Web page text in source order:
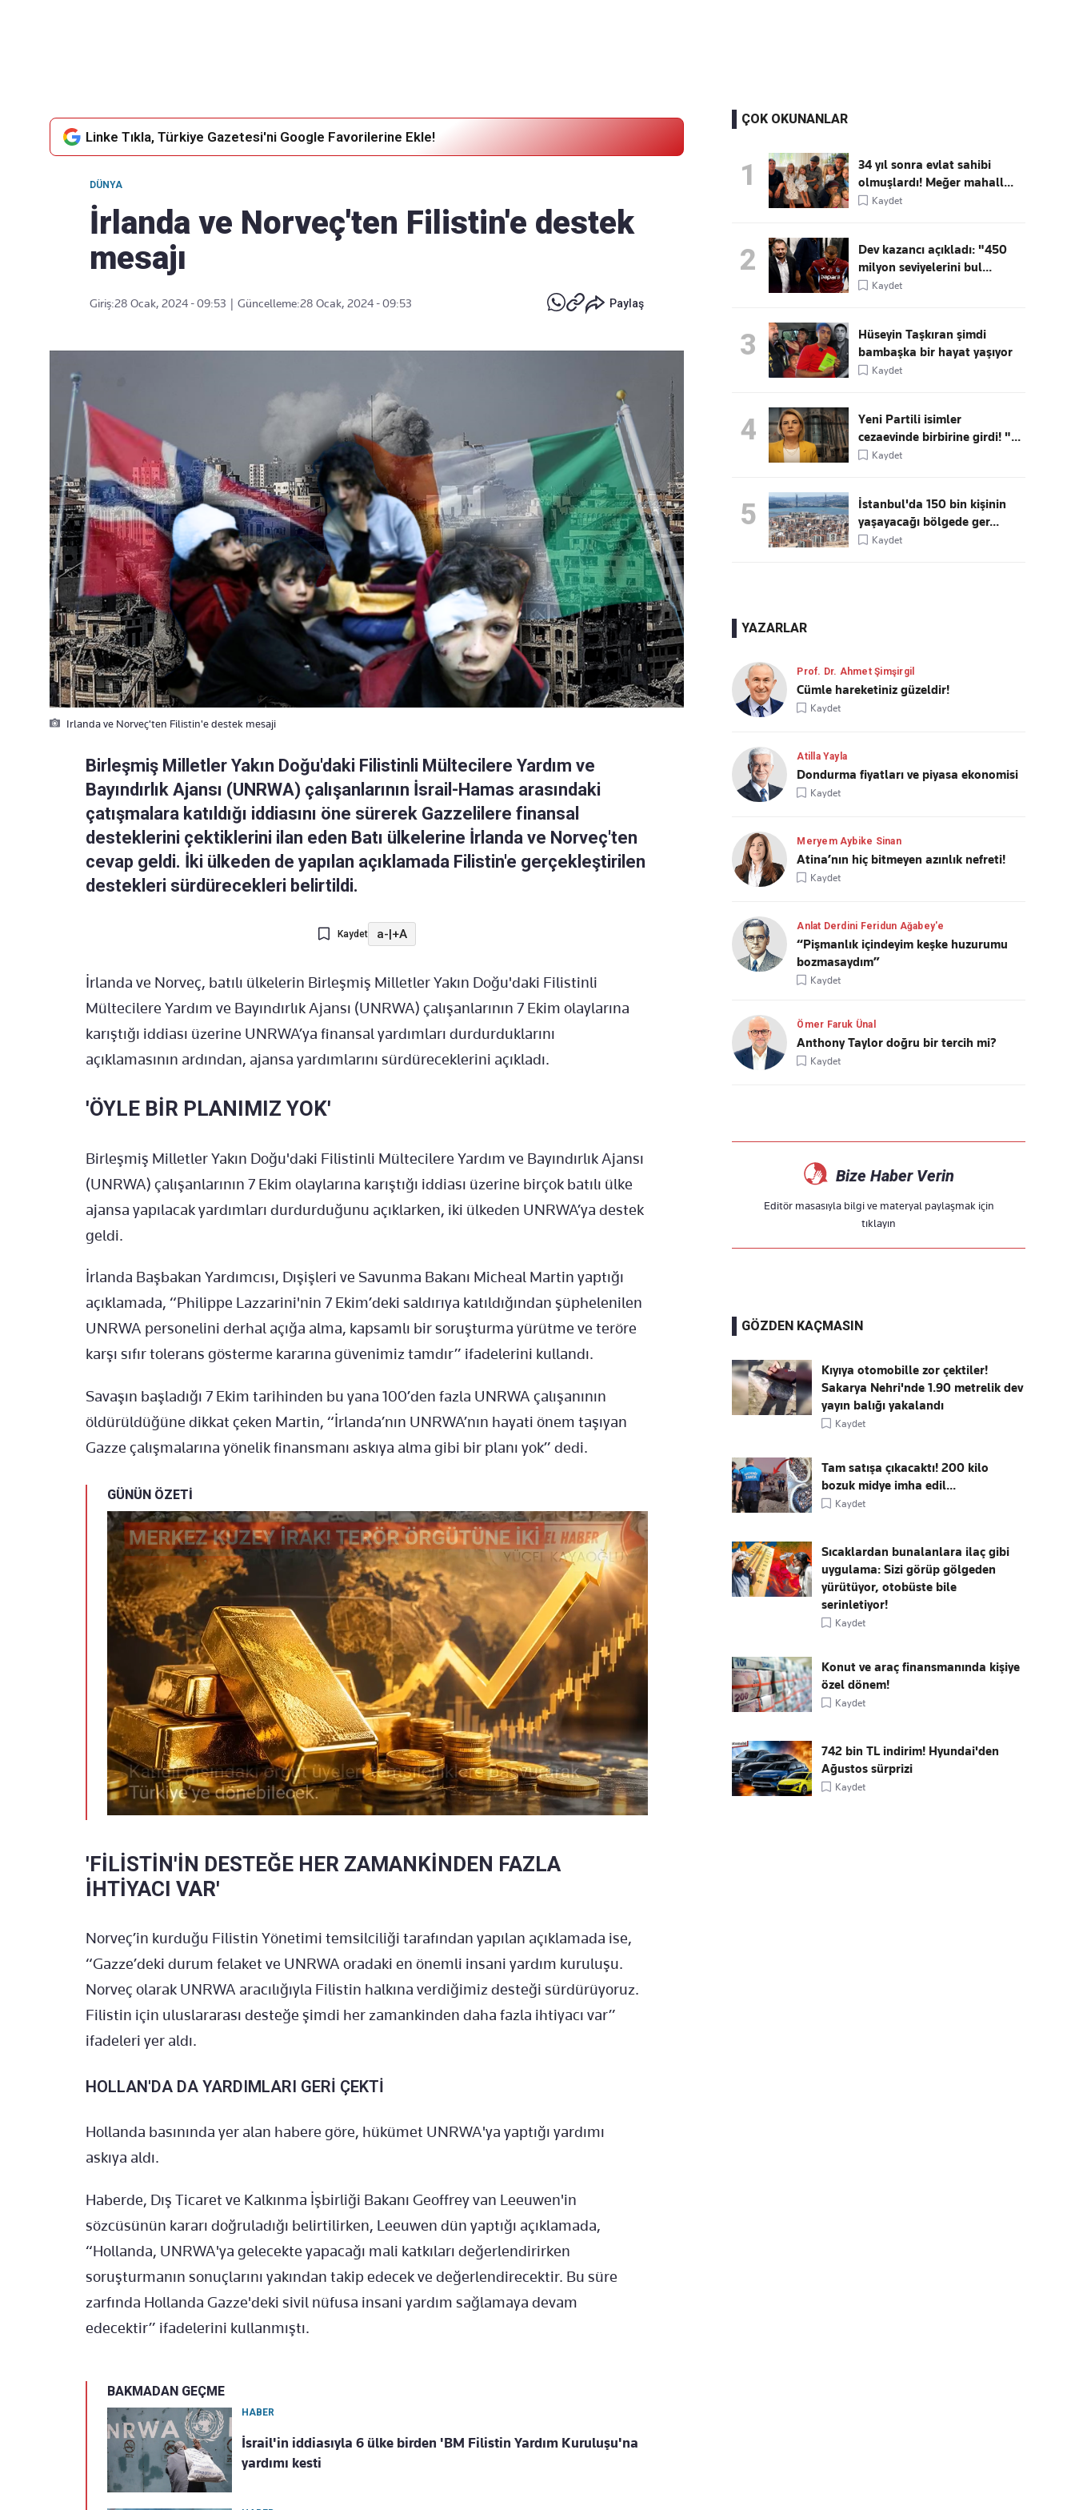
Linke Tıkla, Türkiye Gazetesi'ni Google Favorilerine Ekle!
DÜNYA
İrlanda ve Norveç'ten Filistin'e destek
mesajı
Giriş:28 Ocak, 2024 - 09:53 Güncelleme:28 Ocak, 2024 - 09:53 Paylaş
Irlanda ve Norveç'ten Filistin'e destek mesaji
Birleşmiş Milletler Yakın Doğu'daki Filistinli Mültecilere Yardım ve
Bayındırlık Ajansı (UNRWA) çalışanlarının İsrail-Hamas arasındaki
çatışmalara katıldığı iddiasını öne sürerek Gazzelilere finansal
desteklerini çektiklerini ilan eden Batı ülkelerine İrlanda ve Norveç'ten
cevap geldi. İki ülkeden de yapılan açıklamada Filistin'e gerçekleştirilen
destekleri sürdürecekleri belirtildi.
Kaydet a-|+A
İrlanda ve Norveç, batılı ülkelerin Birleşmiş Milletler Yakın Doğu'daki Filistinli
Mültecilere Yardım ve Bayındırlık Ajansı (UNRWA) çalışanlarının 7 Ekim olaylarına
karıştığı iddiası üzerine UNRWA’ya finansal yardımları durdurduklarını
açıklamasının ardından, ajansa yardımlarını sürdüreceklerini açıkladı.
'ÖYLE BİR PLANIMIZ YOK'
Birleşmiş Milletler Yakın Doğu'daki Filistinli Mültecilere Yardım ve Bayındırlık Ajansı
(UNRWA) çalışanlarının 7 Ekim olaylarına karıştığı iddiası üzerine birçok batılı ülke
ajansa yapılacak yardımları durdurduğunu açıklarken, iki ülkeden UNRWA’ya destek
geldi.
İrlanda Başbakan Yardımcısı, Dışişleri ve Savunma Bakanı Micheal Martin yaptığı
açıklamada, “Philippe Lazzarini'nin 7 Ekim’deki saldırıya katıldığından şüphelenilen
UNRWA personelini derhal açığa alma, kapsamlı bir soruşturma yürütme ve teröre
karşı sıfır tolerans gösterme kararına güvenimiz tamdır” ifadelerini kullandı.
Savaşın başladığı 7 Ekim tarihinden bu yana 100’den fazla UNRWA çalışanının
öldürüldüğüne dikkat çeken Martin, “İrlanda’nın UNRWA’nın hayati önem taşıyan
Gazze çalışmalarına yönelik finansmanı askıya alma gibi bir planı yok” dedi.
GÜNÜN ÖZETİ
'FİLİSTİN'İN DESTEĞE HER ZAMANKİNDEN FAZLA
İHTİYACI VAR'
Norveç’in kurduğu Filistin Yönetimi temsilciliği tarafından yapılan açıklamada ise,
“Gazze’deki durum felaket ve UNRWA oradaki en önemli insani yardım kuruluşu.
Norveç olarak UNRWA aracılığıyla Filistin halkına verdiğimiz desteği sürdürüyoruz.
Filistin için uluslararası desteğe şimdi her zamankinden daha fazla ihtiyacı var”
ifadeleri yer aldı.
HOLLAN'DA DA YARDIMLARI GERİ ÇEKTİ
Hollanda basınında yer alan habere göre, hükümet UNRWA'ya yaptığı yardımı
askıya aldı.
Haberde, Dış Ticaret ve Kalkınma İşbirliği Bakanı Geoffrey van Leeuwen'in
sözcüsünün kararı doğruladığı belirtilirken, Leeuwen dün yaptığı açıklamada,
“Hollanda, UNRWA'ya gelecekte yapacağı mali katkıları değerlendirirken
soruşturmanın sonuçlarını yakından takip edecek ve değerlendirecektir. Bu süre
zarfında Hollanda Gazze'deki sivil nüfusa insani yardım sağlamaya devam
edecektir” ifadelerini kullanmıştı.
BAKMADAN GEÇME
HABER
İsrail'in iddiasıyla 6 ülke birden 'BM Filistin Yardım Kuruluşu'na
yardımı kesti
ÇOK OKUNANLAR
1
34 yıl sonra evlat sahibi
olmuşlardı! Meğer mahall...
Kaydet
2
Dev kazancı açıkladı: "450
milyon seviyelerini bul...
Kaydet
3
Hüseyin Taşkıran şimdi
bambaşka bir hayat yaşıyor
Kaydet
4
Yeni Partili isimler
cezaevinde birbirine girdi! "...
Kaydet
5
İstanbul'da 150 bin kişinin
yaşayacağı bölgede ger...
Kaydet
YAZARLAR
Prof. Dr. Ahmet Şimşirgil
Cümle hareketiniz güzeldir!
Kaydet
Atilla Yayla
Dondurma fiyatları ve piyasa ekonomisi
Kaydet
Meryem Aybike Sinan
Atina’nın hiç bitmeyen azınlık nefreti!
Kaydet
Anlat Derdini Feridun Ağabey'e
“Pişmanlık içindeyim keşke huzurumu
bozmasaydım”
Kaydet
Ömer Faruk Ünal
Anthony Taylor doğru bir tercih mi?
Kaydet
Bize Haber Verin
Editör masasıyla bilgi ve materyal paylaşmak için
tıklayın
GÖZDEN KAÇMASIN
Kıyıya otomobille zor çektiler!
Sakarya Nehri'nde 1.90 metrelik dev
yayın balığı yakalandı
Kaydet
Tam satışa çıkacaktı! 200 kilo
bozuk midye imha edil...
Kaydet
Sıcaklardan bunalanlara ilaç gibi
uygulama: Sizi görüp gölgeden
yürütüyor, otobüste bile
serinletiyor!
Kaydet
Konut ve araç finansmanında kişiye
özel dönem!
Kaydet
742 bin TL indirim! Hyundai'den
Ağustos sürprizi
Kaydet